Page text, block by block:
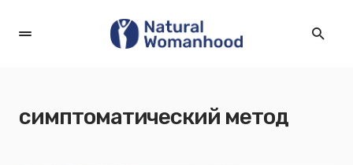
симптоматический метод